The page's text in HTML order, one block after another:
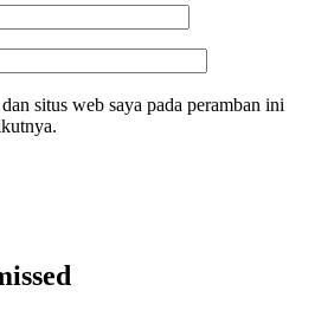
situs web saya pada peramban ini